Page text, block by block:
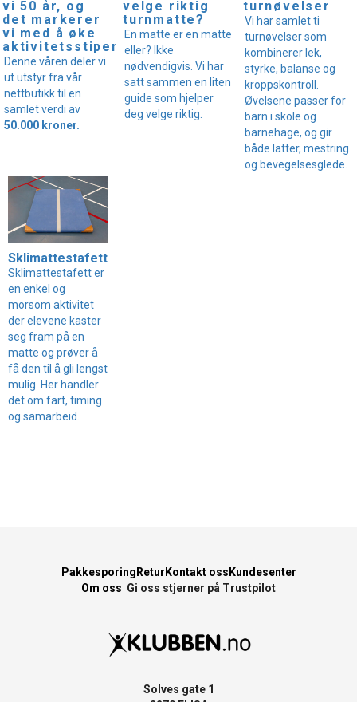
vi 50 år, og
det markerer
vi med å øke
aktivitetsstipendet!
Denne våren deler vi
ut utstyr fra vår
nettbutikk til en
samlet verdi av
50.000 kroner.
velge riktig
turnmatte?
En matte er en matte
eller? Ikke
nødvendigvis. Vi har
satt sammen en liten
guide som hjelper
deg velge riktig.
turnøvelser
Vi har samlet ti
turnøvelser som
kombinerer lek,
styrke, balanse og
kroppskontroll.
Øvelsene passer for
barn i skole og
barnehage, og gir
både latter, mestring
og bevegelsesglede.
Sklimattestafett
Sklimattestafett er
en enkel og
morsom aktivitet
der elevene kaster
seg fram på en
matte og prøver å
få den til å gli lengst
mulig. Her handler
det om fart, timing
og samarbeid.
Pakkesporing Retur Kontakt oss Kundesenter
Om oss Gi oss stjerner på Trustpilot
Solves gate 1